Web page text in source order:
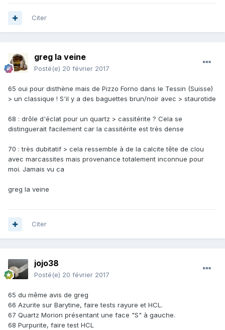
Citer
greg la veine
Posté(e) 20 février 2017
65 oui pour disthène mais de Pizzo Forno dans le Tessin (Suisse)
> un classique ! S'il y a des baguettes brun/noir avec > staurotide
68 : drôle d'éclat pour un quartz > cassitérite ? Cela se
distinguerait facilement car la cassitérite est très dense
70 : très dubitatif > cela ressemble à de la calcite tête de clou
avec marcassites mais provenance totalement inconnue pour
moi. Jamais vu ca
greg la veine
Citer
jojo38
Posté(e) 20 février 2017
65 du même avis de greg
66 Azurite sur Barytine, faire tests rayure et HCL.
67 Quartz Morion présentant une face "S" à gauche.
68 Purpurite, faire test HCL